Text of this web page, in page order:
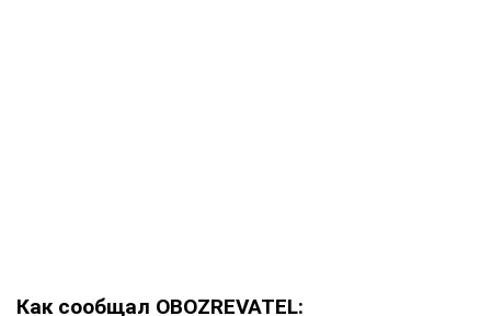
Как сообщал OBOZREVATEL: